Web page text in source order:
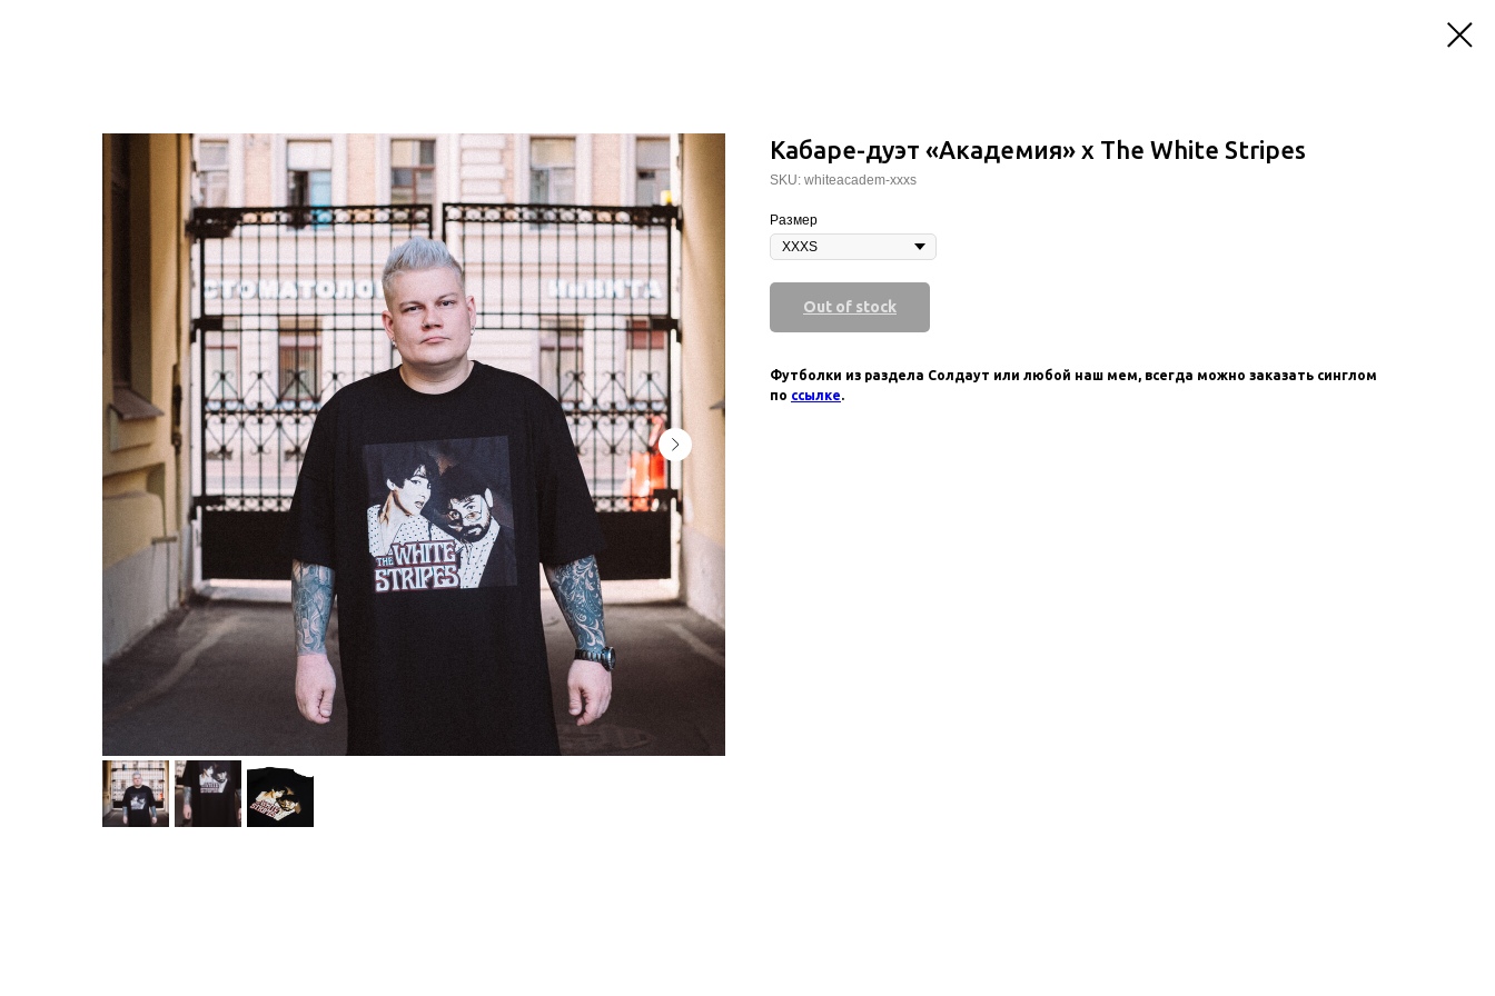
Кабаре-дуэт «Академия» x The White Stripes
SKU: whiteacadem-xxxs
Размер
Out of stock
Футболки из раздела Солдаут или любой наш мем, всегда можно заказать синглом
по ссылке.